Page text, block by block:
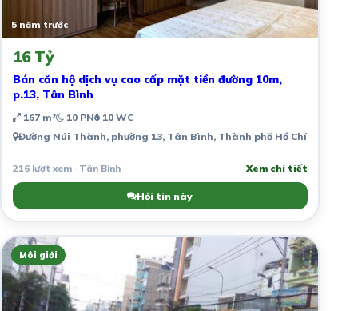
5 năm trước
16 Tỷ
Bán căn hộ dịch vụ cao cấp mặt tiền đường 10m,
p.13, Tân Bình
167 m² 10 PN 10 WC
Đường Núi Thành, phường 13, Tân Bình, Thành phố Hồ Chí Minh,
216 lượt xem · Tân Bình Xem chi tiết
Hỏi tin này
Môi giới